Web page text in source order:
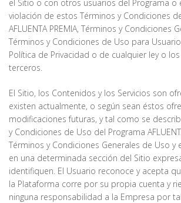
el Sitio o con otros usuarios del Programa o
violación de estos Términos y Condiciones
AFLUENTA PREMIA, Términos y Condiciones
Términos y Condiciones de Uso para
Política de Privacidad o de cualquier ley o
terceros.
El Sitio, los Contenidos y los Servicios son
existen actualmente, o según sean éstos
modificaciones futuras, y tal como se
y Condiciones de Uso del Programa
Términos y Condiciones Generales de Uso y
en una determinada sección del Sitio
identifiquen. El Usuario reconoce y acepta
la Plataforma corre por su propia cuenta y
ninguna responsabilidad a la Empresa por